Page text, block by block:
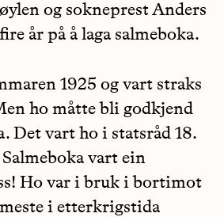
og sokneprest Anders
år på å laga salmeboka.
1925 og vart straks
ho måtte bli godkjend
Det vart ho i statsråd 18.
vart ein
Ho var i bruk i bortimot
i etterkrigstida